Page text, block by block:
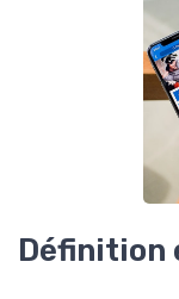
Définition